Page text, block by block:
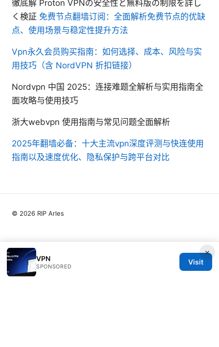
徹底解 Proton VPNの安全性と無料版の制限を詳し
く検証 免费节点翻墙订阅：全面解析免费节点的优缺
点、使用场景与稳定性提升方法
Vpn永久会员购买指南：如何选择、成本、风险与实
用技巧（含 NordVPN 折扣链接）
Nordvpn 中国 2025：连接难题全解析与实用指南全
面攻略与使用技巧
浙大webvpn 使用指南与常见问题全面解析
2025年翻墙必备：十大主流vpn深度评测与快连使用
指南以及速度优化、隐私保护与跨平台对比
×
VPN
SPONSORED
Visit
© 2026 RIP Arles